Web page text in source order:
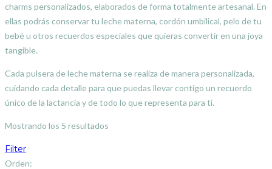
charms personalizados, elaborados de forma totalmente artesanal. En
ellas podrás conservar tu leche materna, cordón umbilical, pelo de tu
bebé u otros recuerdos especiales que quieras convertir en una joya
tangible.
Cada pulsera de leche materna se realiza de manera personalizada,
cuidando cada detalle para que puedas llevar contigo un recuerdo
único de la lactancia y de todo lo que representa para ti.
Mostrando los 5 resultados
Filter
Orden: